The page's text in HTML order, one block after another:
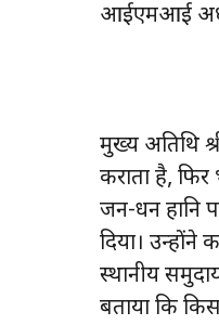
आईएमआई
मुख्य अतिथि
कराता है,
जन-धन हानि
दिया। उन्होंने
स्थानीय
बताया कि